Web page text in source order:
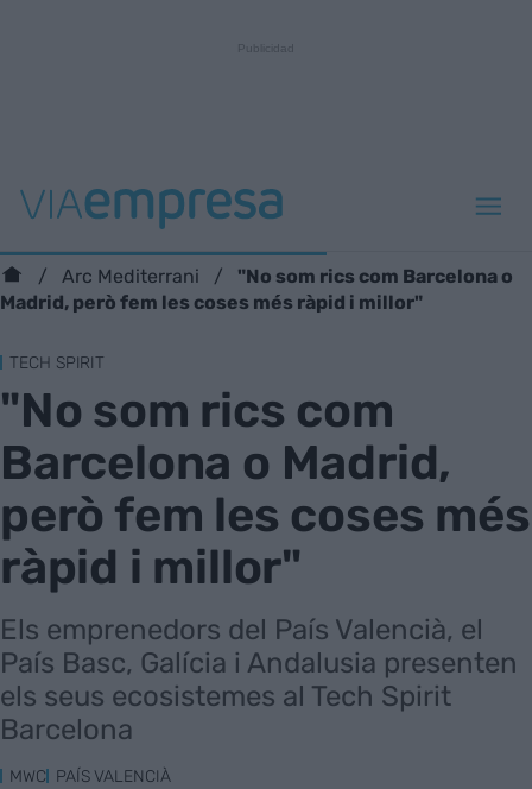
Arc Mediterrani
"No som rics com Barcelona o
Madrid, però fem les coses més ràpid i millor"
TECH SPIRIT
"No som rics com
Barcelona o Madrid,
però fem les coses més
ràpid i millor"
Els emprenedors del País Valencià, el
País Basc, Galícia i Andalusia presenten
els seus ecosistemes al Tech Spirit
Barcelona
MWC PAÍS VALENCIÀ